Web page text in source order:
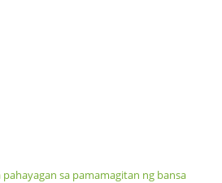
sa pamamagitan ng bansa